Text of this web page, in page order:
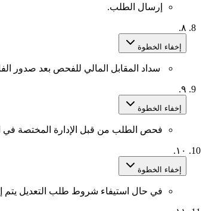
إرسال الطلب.
٨.
إخفاء الخطوة
سداد المقابل المالي للفحص بعد صدور
٩.
إخفاء الخطوة
فحص الطلب من قبل الإدارة المختصة في
١٠.
إخفاء الخطوة
في حال استيفاء شروط طلب التعديل يتم